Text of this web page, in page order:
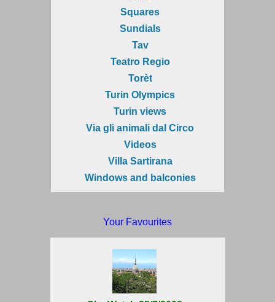
Squares
Sundials
Tav
Teatro Regio
Torèt
Turin Olympics
Turin views
Via gli animali dal Circo
Videos
Villa Sartirana
Windows and balconies
Your Favourites